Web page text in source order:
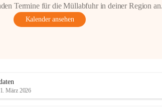
Termine für die Müllabfuhr in deiner Region an.
Kalender ansehen
März 2026